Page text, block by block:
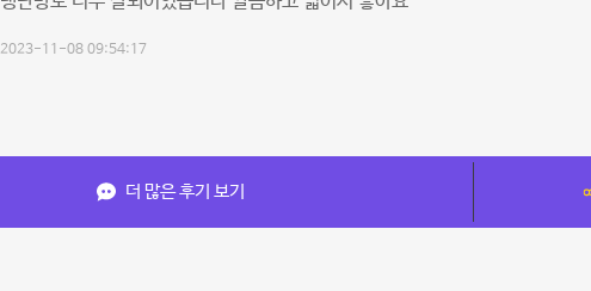
2023-11-08 09:54:17
더 많은 후기 보기